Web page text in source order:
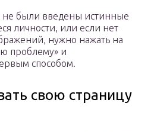
не были введены истинные
личности, или если нет
нужно нажать на
проблему» и
способом.
свою страницу